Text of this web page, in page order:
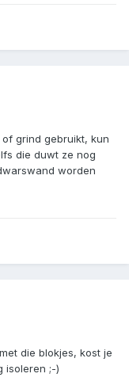
grind gebruikt, kun
die duwt ze nog
worden
die blokjes, kost je
isoleren ;-)